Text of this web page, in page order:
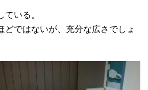
いる。
どではないが、充分な広さでしょ